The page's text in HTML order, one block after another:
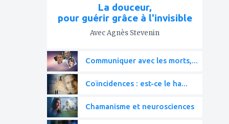
La douceur,
pour guérir grâce à l'invisible
Avec Agnès Stevenin
Communiquer avec les morts,...
Coïncidences : est-ce le ha...
Chamanisme et neurosciences